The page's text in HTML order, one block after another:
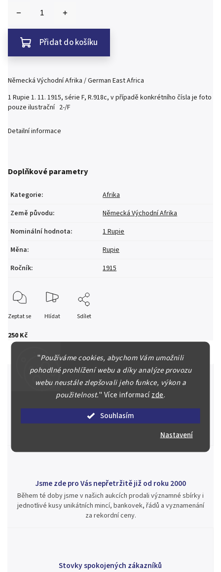
"Používáme cookies, abychom Vám umožnili
pohodlné prohlížení webu a díky analýze provozu
webu neustále zlepšovali jeho funkce, výkon a
použitelnost." Více informacízde.
Souhlasím
Nastavení
250 Kč
Přidat do košíku
Německá Východní Afrika / German East Africa
1 Rupie 1. 11. 1915, série F, R.918c, v případě konkrétního čísla je foto
pouze ilustrační 2-/F
Detailní informace
Doplňkové parametry
Kategorie:
Afrika
Země původu:
Německá Východní Afrika
Nominální hodnota:
1 Rupie
Měna:
Rupie
Ročník: 1915
Zeptat se Hlídat Sdílet
Špičkové služby za nejlepší ceny
Náš kolektiv specialistů a znalců se Vám bude plně věnovat.
Posoudíme kvalitu a pravost Vašeho materiálu, prodáme v naší
aukci nebo Vám poradíme kam investovat.
Jsme zde pro Vás nepřetržitě již od roku 2000
Během té doby jsme v našich aukcích prodali významné sbírky i
jednotlivé kusy unikátních mincí, bankovek, řádů a vyznamenání
za rekordní ceny.
Stovky spokojených zákazníků